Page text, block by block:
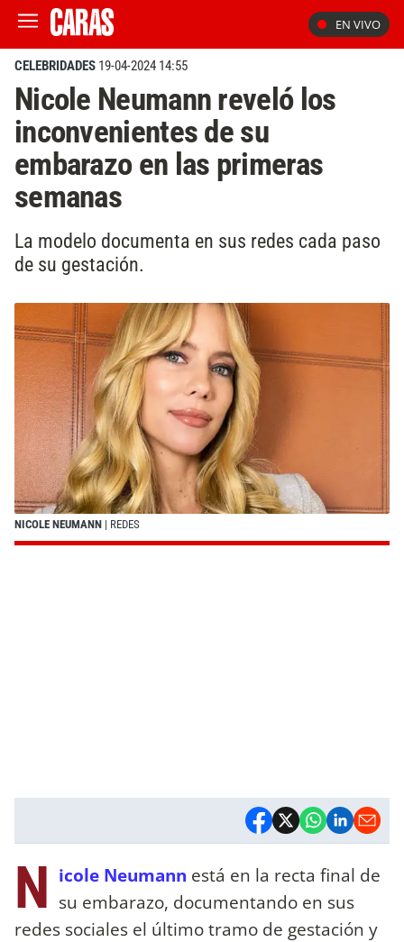
EN VIVO
CELEBRIDADES 19-04-2024 14:55
Nicole Neumann reveló los
inconvenientes de su
embarazo en las primeras
semanas
La modelo documenta en sus redes cada paso
de su gestación.
NICOLE NEUMANN | REDES
N icole Neumann está en la recta final de
su embarazo, documentando en sus
redes sociales el último tramo de gestación y